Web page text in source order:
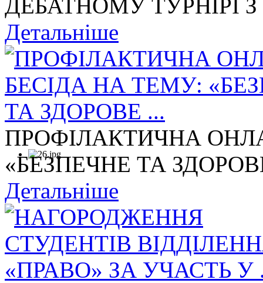
ДЕБАТНОМУ ТУРНІРІ З
Детальніше
ПРОФІЛАКТИЧНА
«БЕЗПЕЧНЕ ТА
Детальніше